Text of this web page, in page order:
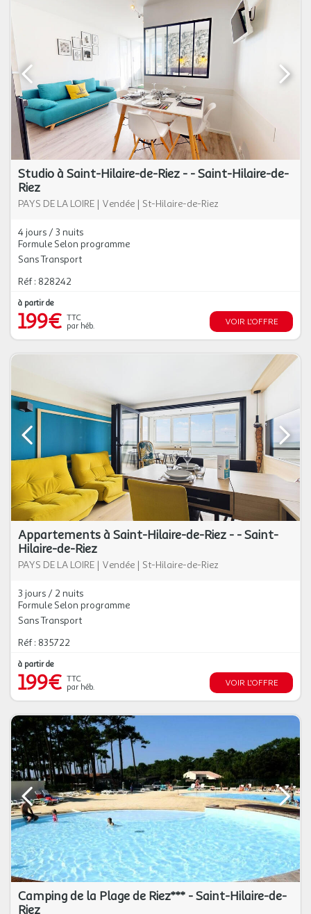
Studio à Saint-Hilaire-de-Riez - - Saint-Hilaire-de-
Riez
PAYS DE LA LOIRE | Vendée | St-Hilaire-de-Riez
4 jours / 3 nuits
Formule Selon programme
Sans Transport
Réf : 828242
à partir de
199€ TTC
par héb.
VOIR L'OFFRE
Appartements à Saint-Hilaire-de-Riez - - Saint-
Hilaire-de-Riez
PAYS DE LA LOIRE | Vendée | St-Hilaire-de-Riez
3 jours / 2 nuits
Formule Selon programme
Sans Transport
Réf : 835722
à partir de
199€ TTC
par héb.
VOIR L'OFFRE
Camping de la Plage de Riez*** - Saint-Hilaire-de-
Riez